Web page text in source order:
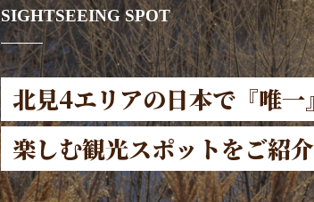
SIGHTSEEING SPOT
北見4エリアの日本で『唯一
楽しむ観光スポットをご紹介